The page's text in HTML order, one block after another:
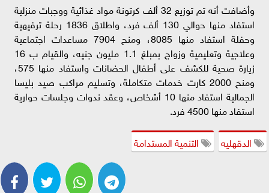
وأضافت أنه تم توزيع 32 ألف كرتونة مواد غذائية ووجبات منزلية
استفاد منها حوالي 130 ألف فرد، واطلاق 1836 رحلة ترفيهية
وحفلة استفاد منها 8085، ومنح 7904 مساعدات اجتماعية
وعلاجية وتعليمية وزواج بمبلغ 1.1 مليون جنيه، والقيام ب 16
زيارة صحية للكشف على أطفال الحضانات واستفاد منها 575،
ومنح 2000 كارت خدمات متكاملة، وتسليم مراكب صيد بليسا
الجمالية استفاد منها 10 أشخاص، وعقد ندوات وجلسات حوارية
استفاد منها 4500 فرد.
الدقهليه
التنمية المستدامة